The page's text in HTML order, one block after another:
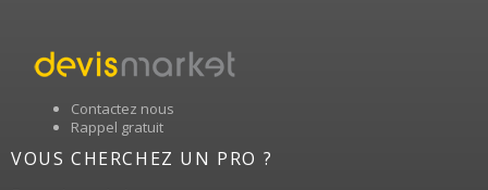
Contactez nous
Rappel gratuit
VOUS CHERCHEZ UN PRO ?